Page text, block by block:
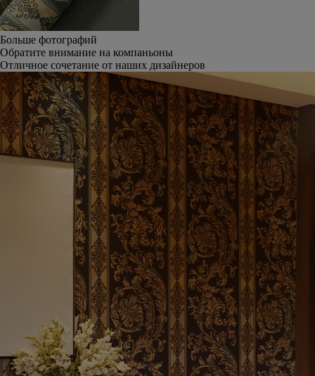
Больше фотографий
Обратите внимание на компаньоны
Отличное сочетание от наших дизайнеров